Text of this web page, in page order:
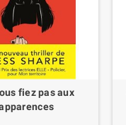
fiez pas aux